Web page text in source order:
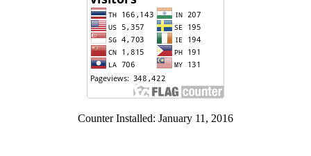
Counter Installed: January 11, 2016